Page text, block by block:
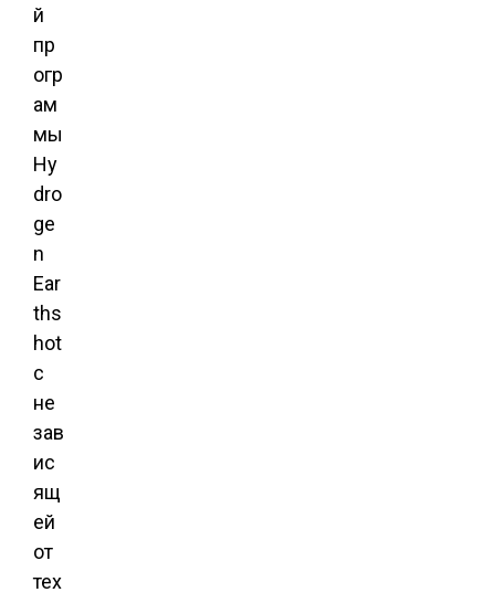
й
пр
огр
ам
мы
Hy
dro
ge
n
Ear
ths
hot
с
не
зав
ис
ящ
ей
от
тех